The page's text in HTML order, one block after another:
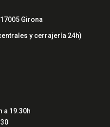
Girona
y cerrajería 24h)
a 19.30h